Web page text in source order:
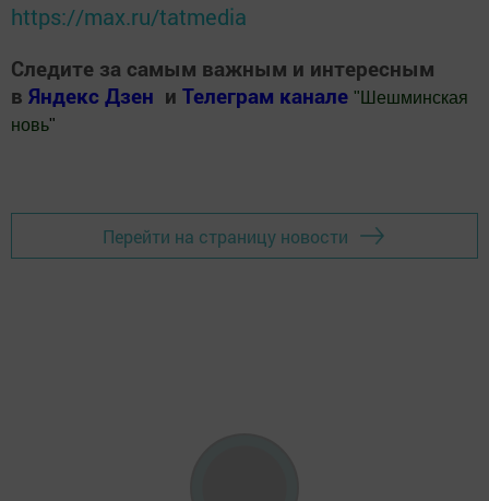
https://max.ru/tatmedia
Следите за самым важным и интересным
в Яндекс Дзен и Телеграм канале " Шешминская
новь"
Перейти на страницу новости